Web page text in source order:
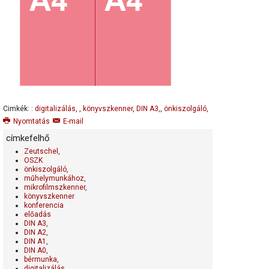
lábkapcsolók
Cimkék: : digitalizálás, , könyvszkenner, DIN A3,, önkiszolgáló,
Nyomtatás
E-mail
címkefelhő
Zeutschel,
OSZK
önkiszolgáló,
műhelymunkához,
mikrofilmszkenner,
könyvszkenner
konferencia
előadás
DIN A3,
DIN A2,
DIN A1,
DIN A0,
bérmunka,